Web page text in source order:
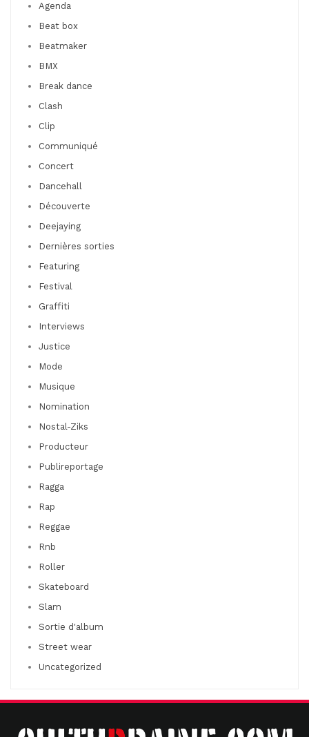
Agenda
Beat box
Beatmaker
BMX
Break dance
Clash
Clip
Communiqué
Concert
Dancehall
Découverte
Deejaying
Dernières sorties
Featuring
Festival
Graffiti
Interviews
Justice
Mode
Musique
Nomination
Nostal-Ziks
Producteur
Publireportage
Ragga
Rap
Reggae
Rnb
Roller
Skateboard
Slam
Sortie d'album
Street wear
Uncategorized